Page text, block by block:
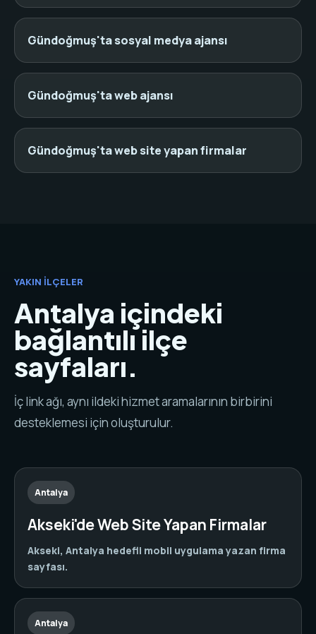
Gündoğmuş'ta sosyal medya ajansı
Gündoğmuş'ta web ajansı
Gündoğmuş'ta web site yapan firmalar
YAKIN İLÇELER
Antalya içindeki
bağlantılı ilçe
sayfaları.
İç link ağı, aynı ildeki hizmet aramalarının birbirini
desteklemesi için oluşturulur.
Antalya
Akseki'de Web Site Yapan Firmalar
Akseki, Antalya hedefli mobil uygulama yazan firma
sayfası.
Antalya